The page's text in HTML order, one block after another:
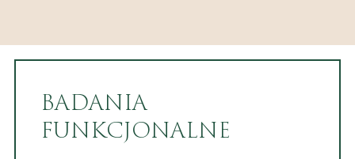
BADANIA
FUNKCJONALNE